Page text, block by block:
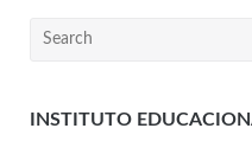
INSTITUTO